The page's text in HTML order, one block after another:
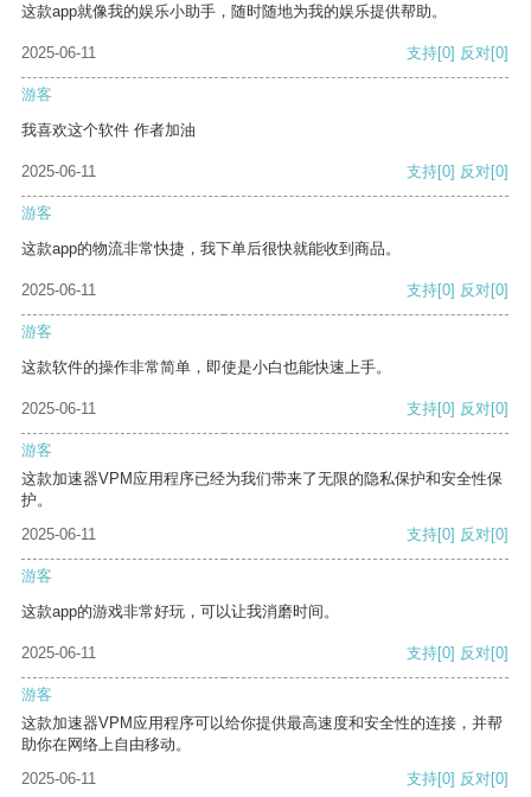
这款app就像我的娱乐小助手，随时随地为我的娱乐提供帮助。
2025-06-11 支持[0] 反对[0]
游客
我喜欢这个软件 作者加油
2025-06-11 支持[0] 反对[0]
游客
这款app的物流非常快捷，我下单后很快就能收到商品。
2025-06-11 支持[0] 反对[0]
游客
这款软件的操作非常简单，即使是小白也能快速上手。
2025-06-11 支持[0] 反对[0]
游客
这款加速器VPM应用程序已经为我们带来了无限的隐私保护和安全性保
护。
2025-06-11
支持[0] 反对[0]
游客
这款app的游戏非常好玩，可以让我消磨时间。
2025-06-11 支持[0] 反对[0]
游客
这款加速器VPM应用程序可以给你提供最高速度和安全性的连接，并帮
助你在网络上自由移动。
2025-06-11
支持[0] 反对[0]